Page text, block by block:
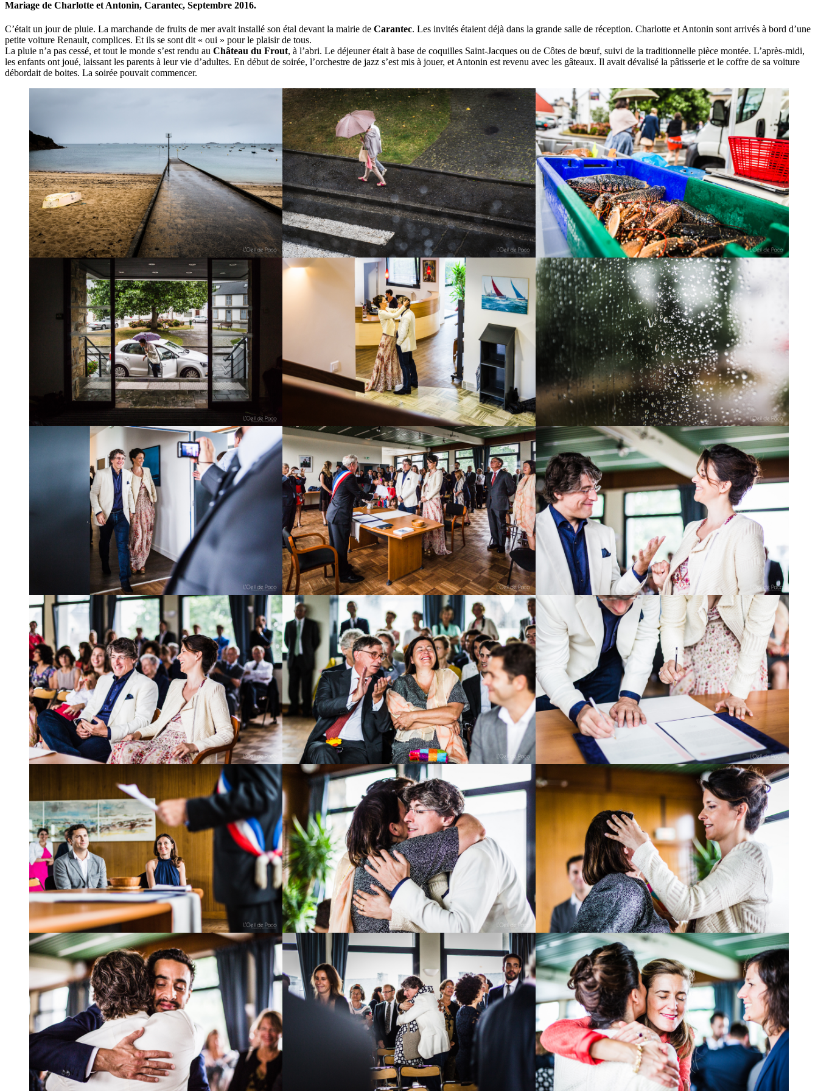
Mariage de Charlotte et Antonin, Carantec, Septembre 2016.
C’était un jour de pluie. La marchande de fruits de mer avait installé son étal devant la mairie de Carantec. Les invités étaient déjà dans la grande salle de réception. Charlotte et Antonin sont arrivés à bord d’une
petite voiture Renault, complices. Et ils se sont dit « oui » pour le plaisir de tous.
La pluie n’a pas cessé, et tout le monde s’est rendu au Château du Frout, à l’abri. Le déjeuner était à base de coquilles Saint-Jacques ou de Côtes de bœuf, suivi de la traditionnelle pièce montée. L’après-midi,
les enfants ont joué, laissant les parents à leur vie d’adultes. En début de soirée, l’orchestre de jazz s’est mis à jouer, et Antonin est revenu avec les gâteaux. Il avait dévalisé la pâtisserie et le coffre de sa voiture
débordait de boites. La soirée pouvait commencer.